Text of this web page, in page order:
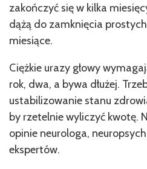
zakończyć się w kilka
dążą do zamknięcia
miesiące.
Ciężkie urazy głowy
rok, dwa, a bywa dłużej.
ustabilizowanie stanu
by rzetelnie wyliczyć kwotę.
opinie neurologa,
ekspertów.